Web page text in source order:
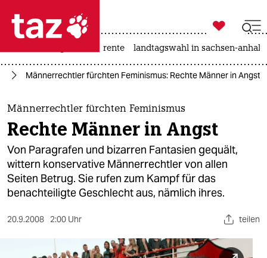
 taz zahl ich
taz zahl ich
themen
politik
öko
gesellschaft
kultur

taz zahl ich
rente landtagswahl in sachsen-anhalt
Männerrechtler fürchten Feminismus: Rechte Männer in Angst
Männerrechtler fürchten Feminismus
Rechte Männer in Angst
Von Paragrafen und bizarren Fantasien gequält,
wittern konservative Männerrechtler von allen
Seiten Betrug. Sie rufen zum Kampf für das
benachteiligte Geschlecht aus, nämlich ihres.
20.9.2008 2:00 Uhr teilen